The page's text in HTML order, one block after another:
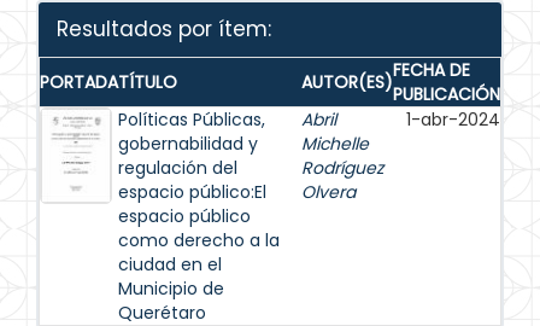
Resultados por ítem:
PORTADATÍTULO AUTOR(ES)FECHA DE
PUBLICACIÓN
Políticas Públicas,
gobernabilidad y
regulación del
espacio público:El
espacio público
como derecho a la
ciudad en el
Municipio de
Querétaro
Abril
Michelle
Rodríguez
Olvera
1-abr-2024